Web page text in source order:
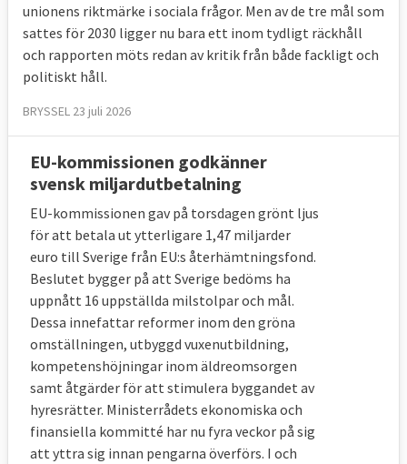
BAKGRUND - Historien om
arbetsmarknad- och socialpolitik
Från Turin i Italien 1961
Läs mer
unionens riktmärke i sociala frågor. Men av de tre mål som
sattes för 2030 ligger nu bara ett inom tydligt räckhåll
och rapporten möts redan av kritik från både fackligt och
politiskt håll.
BRYSSEL 23 juli 2026
EU-kommissionen godkänner
svensk miljardutbetalning
EU-kommissionen gav på torsdagen grönt ljus
för att betala ut ytterligare 1,47 miljarder
euro till Sverige från EU:s återhämtningsfond.
Beslutet bygger på att Sverige bedöms ha
uppnått 16 uppställda milstolpar och mål.
Dessa innefattar reformer inom den gröna
omställningen, utbyggd vuxenutbildning,
kompetenshöjningar inom äldreomsorgen
samt åtgärder för att stimulera byggandet av
hyresrätter. Ministerrådets ekonomiska och
finansiella kommitté har nu fyra veckor på sig
att yttra sig innan pengarna överförs. I och